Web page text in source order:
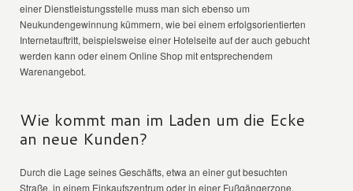
einer Dienstleistungsstelle muss man sich ebenso um
Neukundengewinnung kümmern, wie bei einem erfolgsorientierten
Internetauftritt, beispielsweise einer Hotelseite auf der auch gebucht
werden kann oder einem Online Shop mit entsprechendem
Warenangebot.
Wie kommt man im Laden um die Ecke
an neue Kunden?
Durch die Lage seines Geschäfts, etwa an einer gut besuchten
Straße, in einem Einkaufszentrum oder in einer Fußgängerzone.